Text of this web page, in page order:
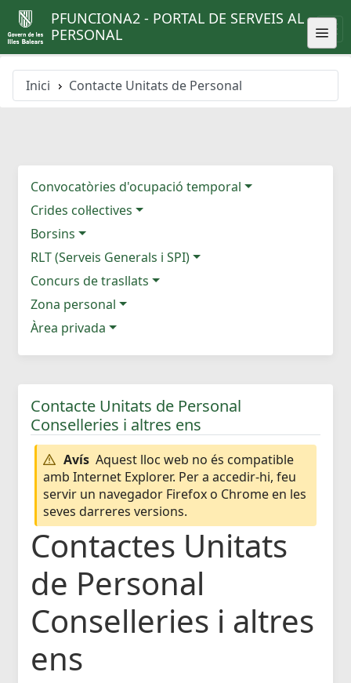
PFUNCIONA2 - PORTAL DE SERVEIS AL
PERSONAL
Inici Contacte Unitats de Personal
Convocatòries d'ocupació temporal
Crides col·lectives
Borsins
RLT (Serveis Generals i SPI)
Concurs de trasllats
Zona personal
Àrea privada
Contacte Unitats de Personal
Conselleries i altres ens
Avís Aquest lloc web no és compatible
amb Internet Explorer. Per a accedir-hi, feu
servir un navegador Firefox o Chrome en les
seves darreres versions.
Contactes Unitats
de Personal
Conselleries i altres
ens